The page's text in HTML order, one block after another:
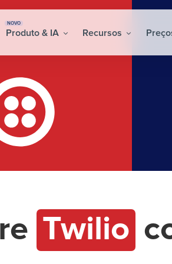
NOVO
Produto & IA Recursos
Twilio